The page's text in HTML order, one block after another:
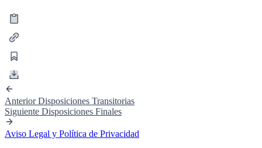
Anterior Disposiciones Transitorias
Siguiente Disposiciones Finales
Aviso Legal y Política de Privacidad